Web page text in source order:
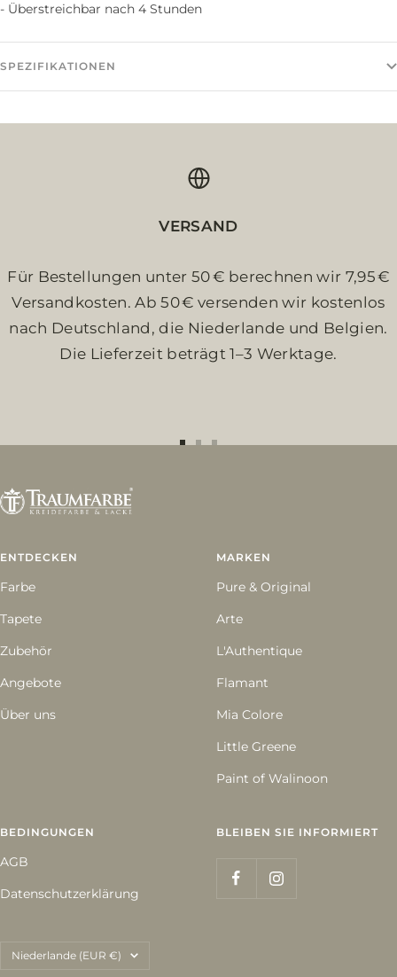
- Überstreichbar nach 4 Stunden
SPEZIFIKATIONEN
VERSAND
Für Bestellungen unter 50 € berechnen wir 7,95 €
Versandkosten. Ab 50 € versenden wir kostenlos
nach Deutschland, die Niederlande und Belgien.
Die Lieferzeit beträgt 1–3 Werktage.
ENTDECKEN
Farbe
Tapete
Zubehör
Angebote
Über uns
MARKEN
Pure & Original
Arte
L'Authentique
Flamant
Mia Colore
Little Greene
Paint of Walinoon
BEDINGUNGEN
AGB
Datenschutzerklärung
BLEIBEN SIE INFORMIERT
Land/Region
Niederlande (EUR €)